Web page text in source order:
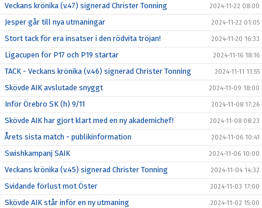
Veckans krönika (v.47) signerad Christer Tonning 2024-11-22 08:00
Jesper går till nya utmaningar 2024-11-22 01:05
Stort tack för era insatser i den rödvita tröjan! 2024-11-20 16:33
Ligacupen för P17 och P19 startar 2024-11-16 18:16
TACK - Veckans krönika (v.46) signerad Christer Tonning 2024-11-11 11:55
Skövde AIK avslutade snyggt 2024-11-09 18:00
Inför Örebro SK (h) 9/11 2024-11-08 17:26
Skövde AIK har gjort klart med en ny akademichef! 2024-11-08 08:23
Årets sista match - publikinformation 2024-11-06 10:41
Swishkampanj SAIK 2024-11-06 10:00
Veckans krönika (v.45) signerad Christer Tonning 2024-11-04 14:32
Svidande förlust mot Öster 2024-11-03 17:00
Skövde AIK står inför en ny utmaning 2024-11-02 15:00